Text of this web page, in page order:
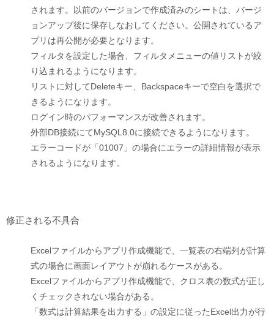
されます。以前のバージョンで作成済みのシートは、バージ
ョンアップ後に保存しなおしてください。公開されているア
プリは再公開が必要となります。
フィルタを設定した場合、フィルタメニューの値リストが絞
り込まれるようになります。
リストに対してDeleteキー、Backspaceキーで空白を選択で
きるようになります。
ログイン時のパフォーマンスが改善されます。
外部DB接続にてMySQL8.0に接続できるようになります。
エラーコードが「01007」の場合にエラーの詳細情報が表示
されるようになります。
修正される不具合
Excelファイルからアプリ作成機能で、一覧表の右端列が計算
式の場合に画面レイアウトが崩れるケースがある。
Excelファイルからアプリ作成機能で、クロス表の数式が正し
くチェックされない場合がある。
「数式は計算結果を出力する」の設定に従ったExcel出力が行